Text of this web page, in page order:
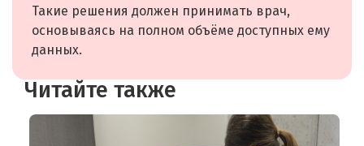
Такие решения должен принимать врач,
основываясь на полном объёме доступных ему
данных.
Читайте также